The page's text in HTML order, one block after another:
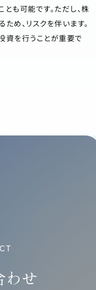
も可能です。ただし、株
め、リスクを伴います。
資を行うことが重要で
わせ